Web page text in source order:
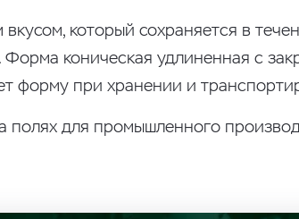
который сохраняется в
коническая удлиненная с
форму при хранении и
полях для промышленного